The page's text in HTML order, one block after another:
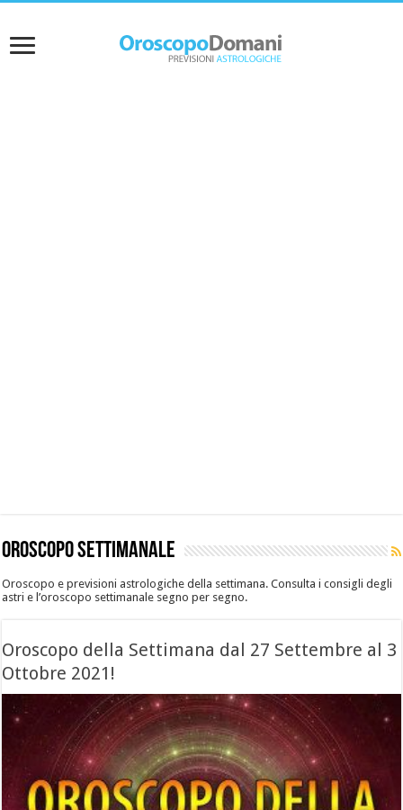
Oroscopo settimanale
Oroscopo e previsioni astrologiche della settimana. Consulta i consigli degli
astri e l’oroscopo settimanale segno per segno.
Oroscopo della Settimana dal 27 Settembre al 3
Ottobre 2021!